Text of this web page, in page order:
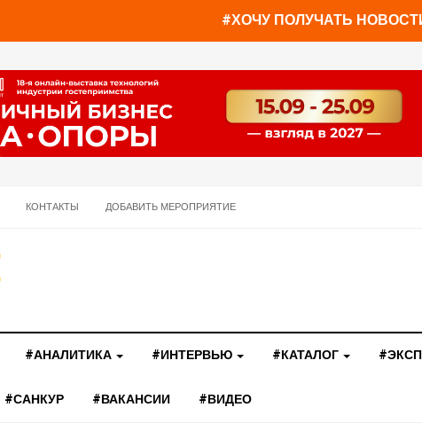
#ХОЧУ ПОЛУЧАТЬ
КОНТАКТЫ ДОБАВИТЬ МЕРОПРИЯТИЕ
#АНАЛИТИКА #ИНТЕРВЬЮ #КАТАЛОГ
#САНКУР #ВАКАНСИИ #ВИДЕО